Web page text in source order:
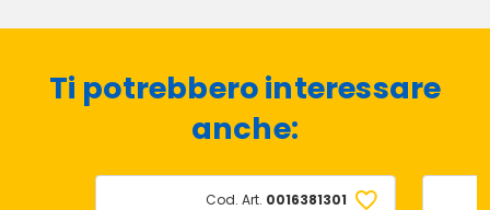
Ti potrebbero interessare
anche:
Cod. Art. 0016381301